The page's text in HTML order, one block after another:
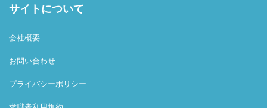
サイトについて
会社概要
お問い合わせ
プライバシーポリシー